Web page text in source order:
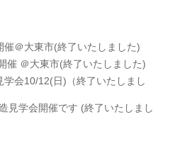
＠大東市(終了いたしました)
催 ＠大東市(終了いたしました)
学会10/12(日)（終了いたしまし
見学会開催です (終了いたしまし